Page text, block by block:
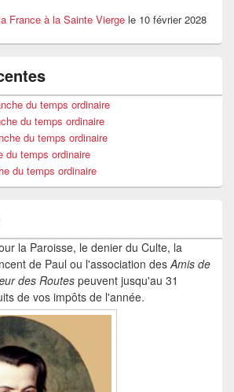
France à la Sainte Vierge le 10 février 2028
du temps ordinaire
du temps ordinaire
du temps ordinaire
du temps ordinaire
du temps ordinaire
la Paroisse, le denier du Culte, la
de Paul ou l'association desAmis de
des Routes peuvent jusqu'au 31
de vos impôts de l'année.